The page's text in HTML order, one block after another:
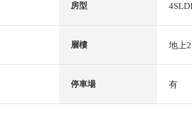
房型
層樓 地上
停車場 有